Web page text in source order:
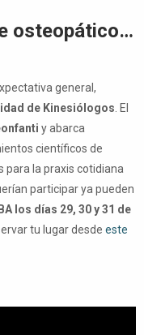
osteopático…
general,
de Kinesiólogos . El
y abarca
científicos de
la praxis cotidiana
participar ya pueden
los días 29, 30 y 31 de
tu lugar desde este